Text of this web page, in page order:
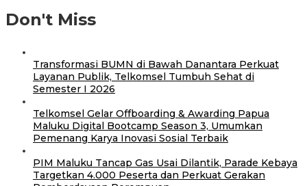
Don't Miss
Transformasi BUMN di Bawah Danantara Perkuat
Layanan Publik, Telkomsel Tumbuh Sehat di
Semester I 2026
Telkomsel Gelar Offboarding & Awarding Papua
Maluku Digital Bootcamp Season 3, Umumkan
Pemenang Karya Inovasi Sosial Terbaik
PIM Maluku Tancap Gas Usai Dilantik, Parade Kebaya
Targetkan 4.000 Peserta dan Perkuat Gerakan